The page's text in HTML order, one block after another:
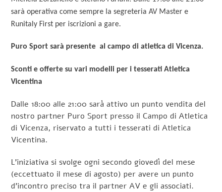
sarà operativa come sempre la segreteria AV Master e
Runitaly First per iscrizioni a gare.
Puro Sport sarà presente al campo di atletica di Vicenza.
Sconti e offerte su vari modelli per i tesserati Atletica
Vicentina
Dalle 18:00 alle 21:00 sarà attivo un punto vendita del
nostro partner Puro Sport presso il Campo di Atletica
di Vicenza, riservato a tutti i tesserati di Atletica
Vicentina.
L’iniziativa si svolge ogni secondo giovedì del mese
(eccettuato il mese di agosto) per avere un punto
d’incontro preciso tra il partner AV e gli associati.